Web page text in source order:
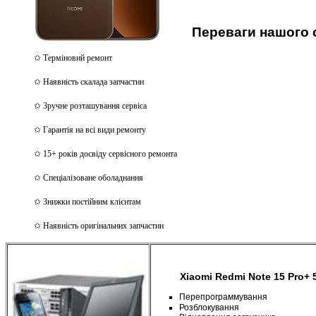
Переваги нашого
✩ Терміновий ремонт
✩ Наявність скалада запчастин
✩ Зручне розташування сервіса
✩ Гарантія на всі види ремонту
✩ 15+ років досвіду сервісного ремонта
✩ Спеціалізоване оболаднання
✩ Знижки постійним клієнтам
✩ Наявність оригінальних запчастин
Xiaomi Redmi Note 15 Pro+
Перепрограммування
Розблокування